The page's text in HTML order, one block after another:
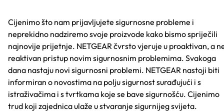
Cijenimo što nam prijavljujete sigurnosne probleme i
neprekidno nadziremo svoje proizvode kako bismo spriječili
najnovije prijetnje. NETGEAR čvrsto vjeruje u proaktivan, a
reaktivan pristup novim sigurnosnim problemima. Svakoga
dana nastaju novi sigurnosni problemi. NETGEAR nastoji biti
informiran o novostima na polju sigurnost surađujući i s
istraživačima i s tvrtkama koje se bave sigurnošću. Cijenimo
trud koji zajednica ulaže u stvaranje sigurnijeg svijeta.